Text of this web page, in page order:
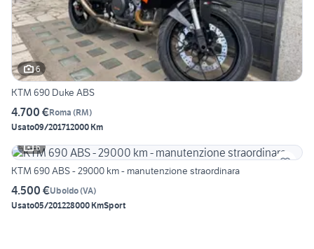
6
KTM 690 Duke ABS
4.700 €Roma (RM)
Usato09/201712000 Km
6
KTM 690 ABS - 29000 km - manutenzione straordinara
4.500 €Uboldo(VA)
Usato05/201228000 KmSport